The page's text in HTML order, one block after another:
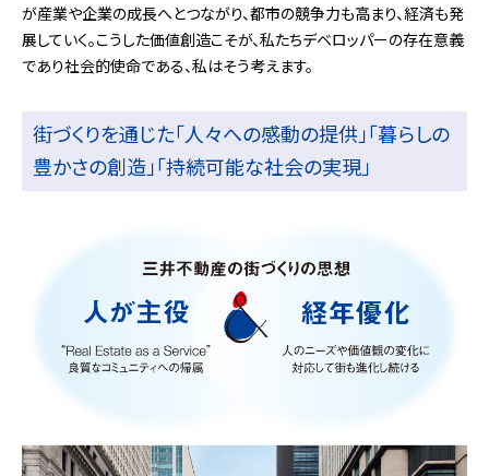
が産業や企業の成長へとつながり、都市の競争力も高まり、経済も発
展していく。こうした価値創造こそが、私たちデベロッパーの存在意義
であり社会的使命である、私はそう考えます。
街づくりを通じた「人々への感動の提供」「暮らしの
豊かさの創造」「持続可能な社会の実現」